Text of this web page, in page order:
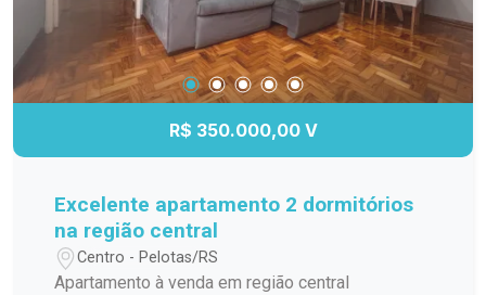
R$ 350.000,00 V
Excelente apartamento 2 dormitórios
na região central
Centro - Pelotas/RS
Apartamento à venda em região central